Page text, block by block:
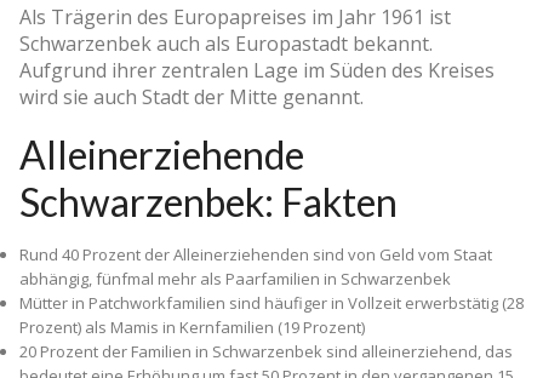
Als Trägerin des Europapreises im Jahr 1961 ist
Schwarzenbek auch als Europastadt bekannt.
Aufgrund ihrer zentralen Lage im Süden des Kreises
wird sie auch Stadt der Mitte genannt.
Alleinerziehende
Schwarzenbek: Fakten
Rund 40 Prozent der Alleinerziehenden sind von Geld vom Staat
abhängig, fünfmal mehr als Paarfamilien in Schwarzenbek
Mütter in Patchworkfamilien sind häufiger in Vollzeit erwerbstätig (28
Prozent) als Mamis in Kernfamilien (19 Prozent)
20 Prozent der Familien in Schwarzenbek sind alleinerziehend, das